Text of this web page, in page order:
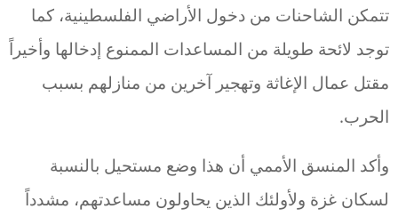
تتمكن الشاحنات من دخول الأراضي الفلسطينية، كما
توجد لائحة طويلة من المساعدات الممنوع إدخالها وأخيراً
مقتل عمال الإغاثة وتهجير آخرين من منازلهم بسبب
الحرب.
وأكد المنسق الأممي أن هذا وضع مستحيل بالنسبة
لسكان غزة ولأولئك الذين يحاولون مساعدتهم، مشدداً